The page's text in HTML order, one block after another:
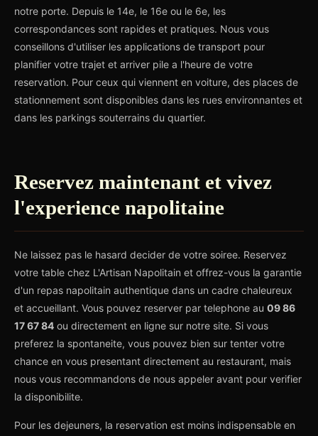
notre porte. Depuis le 14e, le 16e ou le 6e, les
correspondances sont rapides et pratiques. Nous vous
conseillons d'utiliser les applications de transport pour
planifier votre trajet et arriver pile a l'heure de votre
reservation. Pour ceux qui viennent en voiture, des places de
stationnement sont disponibles dans les rues environnantes et
dans les parkings souterrains du quartier.
Reservez maintenant et vivez
l'experience napolitaine
Ne laissez pas le hasard decider de votre soiree. Reservez
votre table chez L'Artisan Napolitain et offrez-vous la garantie
d'un repas napolitain authentique dans un cadre chaleureux
et accueillant. Vous pouvez reserver par telephone au 09 86
17 67 84 ou directement en ligne sur notre site. Si vous
preferez la spontaneite, vous pouvez bien sur tenter votre
chance en vous presentant directement au restaurant, mais
nous vous recommandons de nous appeler avant pour verifier
la disponibilite.
Pour les dejeuners, la reservation est moins indispensable en